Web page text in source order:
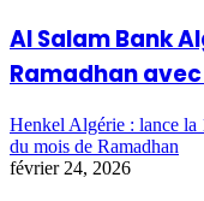
Al Salam Bank
Ramadhan
Henkel Algérie : lance la
du mois de Ramadhan
février 24, 2026